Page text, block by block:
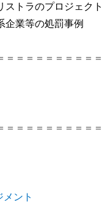
トラのプロジェク
業等の処罰事例
＝＝＝＝＝＝＝＝＝
＝＝＝＝＝＝＝＝＝
ント